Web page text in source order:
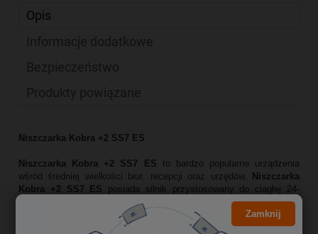
Opis
N iszczarka Kobra +2 SS7 ES
Niszczarka Kobra +2 SS7 ES to bardzo popularne urządzenia
wśród średniej wielkości biur, recepcji oraz urzędów.
Niszczarka
Kobra +2 SS7 ES posiada silnik przystosowany do ciągłej 24-
godzinnej pracy (bez przegrzewania i zbędnych przestojów), przez
co zapewnia większą efektywność i komfort niszczenia. Dzięki
niszczarka Kobra +2 SS7 ESdaje gwarancję
Zamknij